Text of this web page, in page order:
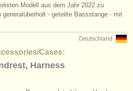
Modell aus dem Jahr 2022 zu
generalüberholt - geteilte Bassstange - mit
Deutschland
Cases:
Harness